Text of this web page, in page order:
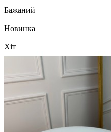
Бажаний
Новинка
Хіт